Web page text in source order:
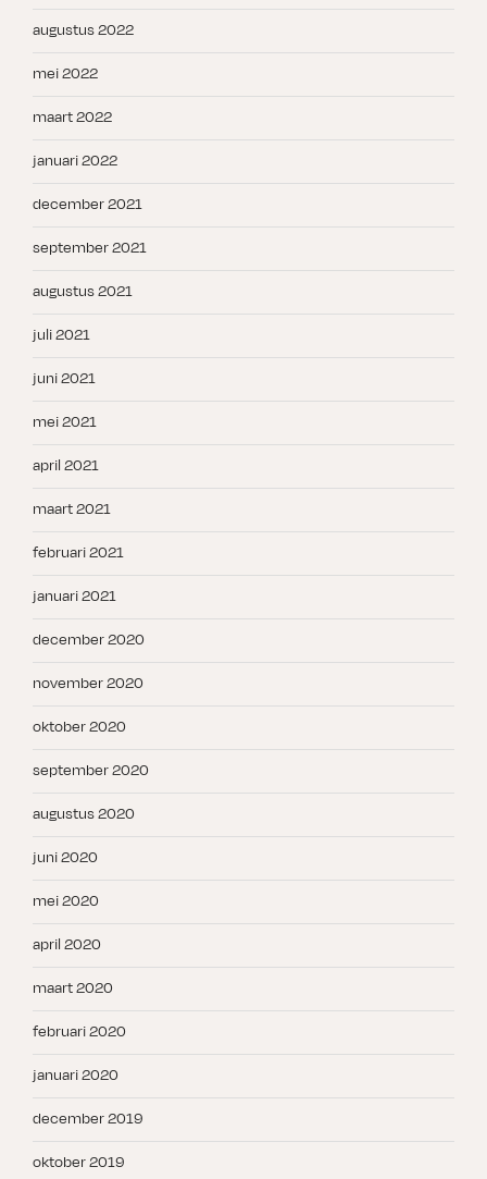
augustus 2022
mei 2022
maart 2022
januari 2022
december 2021
september 2021
augustus 2021
juli 2021
juni 2021
mei 2021
april 2021
maart 2021
februari 2021
januari 2021
december 2020
november 2020
oktober 2020
september 2020
augustus 2020
juni 2020
mei 2020
april 2020
maart 2020
februari 2020
januari 2020
december 2019
oktober 2019